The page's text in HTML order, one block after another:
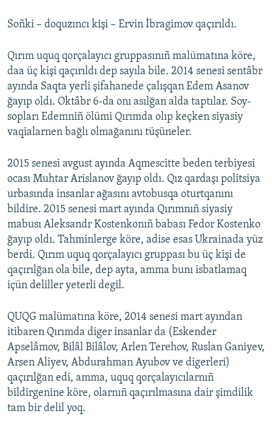
Soñki – doquzıncı kişi – Ervin İbragimov qaçırıldı.
Qırım uquq qorçalayıcı gruppasınıñ malümatına köre,
daa üç kişi qaçırıldı dep sayıla bile. 2014 senesi sentâbr
ayında Saqta yerli şifahanede çalışqan Edem Asanov
ğayıp oldı. Oktâbr 6-da onı asılğan alda taptılar. Soy-
sopları Edemniñ ölümi Qırımda olıp keçken siyasiy
vaqialarnen bağlı olmağanını tüşüneler.
2015 senesi avgust ayında Aqmescitte beden terbiyesi
ocası Muhtar Arislanov ğayıp oldı. Qız qardaşı politsiya
urbasında insanlar ağasını avtobusqa oturtqanını
bildire. 2015 senesi mart ayında Qırımnıñ siyasiy
mabusı Aleksandr Kostenkonıñ babası Fedor Kostenko
ğayıp oldı. Tahminlerge köre, adise esas Ukrainada yüz
berdi. Qırım uquq qorçalayıcı gruppası bu üç kişi de
qaçırılğan ola bile, dep ayta, amma bunı isbatlamaq
içün deliller yeterli degil.
QUQG malümatına köre, 2014 senesi mart ayından
itibaren Qırımda diger insanlar da (Eskender
Apselâmov, Bilâl Bilâlov, Arlen Terehov, Ruslan Ganiyev,
Arsen Aliyev, Abdurahman Ayubov ve digerleri)
qaçırılğan edi, amma, uquq qorçalayıcılarnıñ
bildirgenine köre, olarnıñ qaçırılmasına dair şimdilik
tam bir delil yoq.